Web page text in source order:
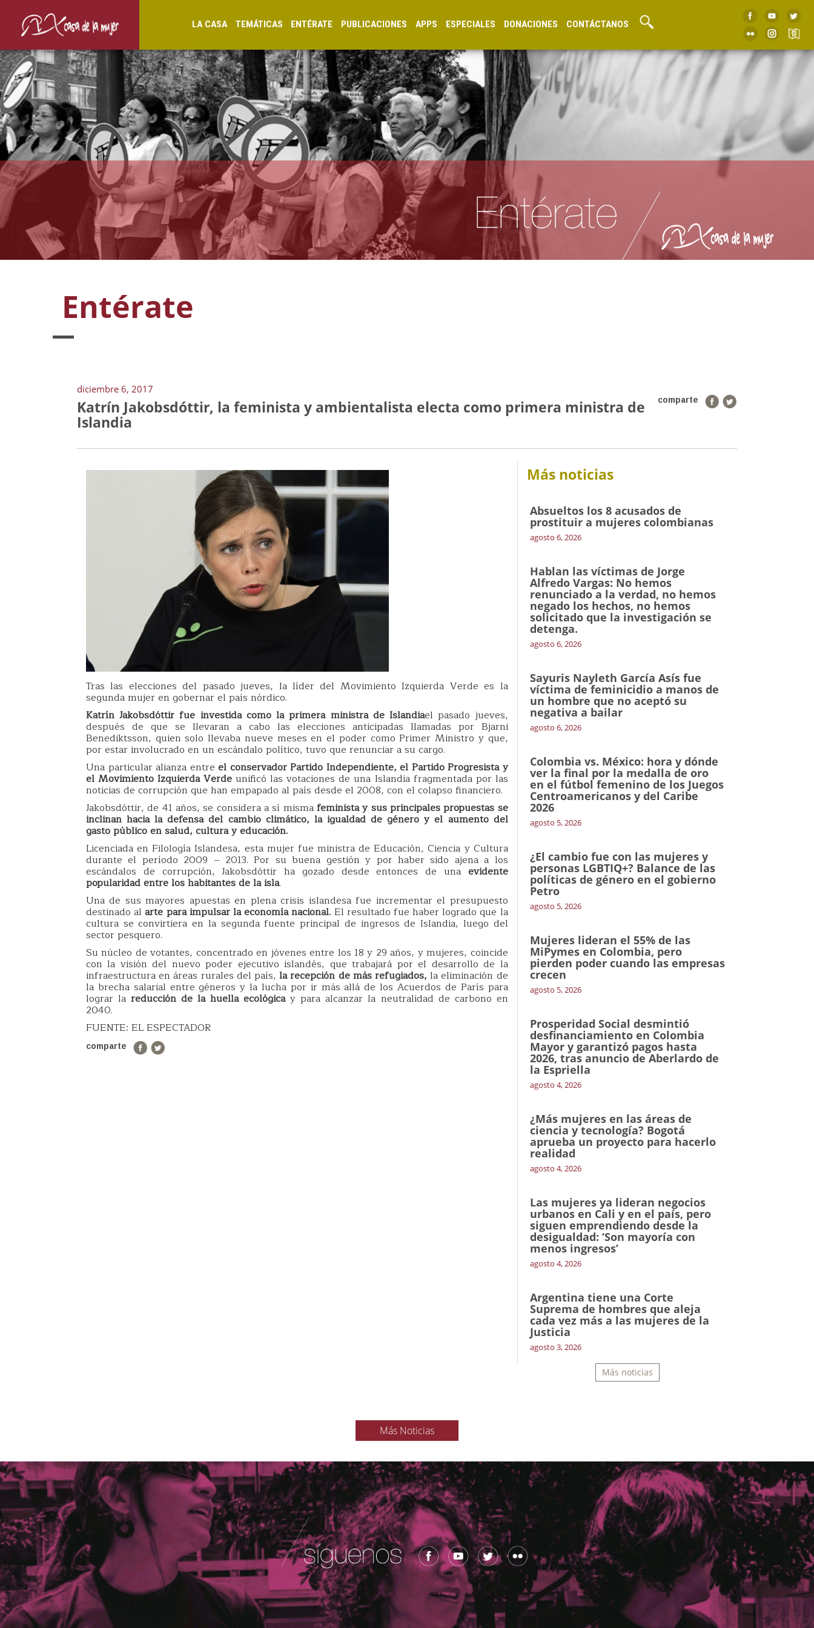
LA CASA TEMÁTICAS ENTÉRATE PUBLICACIONES APPS ESPECIALES DONACIONES CONTÁCTANOS
Entérate
diciembre 6, 2017
comparte
Katrín Jakobsdóttir, la feminista y ambientalista electa como primera ministra de
Islandia
Tras las elecciones del pasado jueves, la líder del Movimiento Izquierda Verde es la
segunda mujer en gobernar el país nórdico.
Katrín Jakobsdóttir fue investida como la primera ministra de Islandiael pasado jueves,
después de que se llevaran a cabo las elecciones anticipadas llamadas por Bjarni
Benediktsson, quien solo llevaba nueve meses en el poder como Primer Ministro y que,
por estar involucrado en un escándalo político, tuvo que renunciar a su cargo.
Una particular alianza entre el conservador Partido Independiente, el Partido Progresista y
el Movimiento Izquierda Verde unificó las votaciones de una Islandia fragmentada por las
noticias de corrupción que han empapado al país desde el 2008, con el colapso financiero.
Jakobsdóttir, de 41 años, se considera a sí mismafeminista y sus principales propuestas se
inclinan hacia la defensa del cambio climático, la igualdad de género y el aumento del
gasto público en salud, cultura y educación.
Licenciada en Filología Islandesa, esta mujer fue ministra de Educación, Ciencia y Cultura
durante el período 2009 – 2013. Por su buena gestión y por haber sido ajena a los
escándalos de corrupción, Jakobsdóttir ha gozado desde entonces de unaevidente
popularidad entre los habitantes de la isla.
Una de sus mayores apuestas en plena crisis islandesa fue incrementar el presupuesto
destinado alarte para impulsar la economía nacional. El resultado fue haber logrado que la
cultura se convirtiera en la segunda fuente principal de ingresos de Islandia, luego del
sector pesquero.
Su núcleo de votantes, concentrado en jóvenes entre los 18 y 29 años, y mujeres, coincide
con la visión del nuevo poder ejecutivo islandés, que trabajará por el desarrollo de la
infraestructura en áreas rurales del país,la recepción de más refugiados, la eliminación de
la brecha salarial entre géneros y la lucha por ir más allá de los Acuerdos de París para
lograr la reducción de la huella ecológicay para alcanzar la neutralidad de carbono en
2040.
FUENTE: EL ESPECTADOR
comparte
Más noticias
Absueltos los 8 acusados de
prostituir a mujeres colombianas
agosto 6, 2026
Hablan las víctimas de Jorge
Alfredo Vargas: No hemos
renunciado a la verdad, no hemos
negado los hechos, no hemos
solicitado que la investigación se
detenga.
agosto 6, 2026
Sayuris Nayleth García Asís fue
víctima de feminicidio a manos de
un hombre que no aceptó su
negativa a bailar
agosto 6, 2026
Colombia vs. México: hora y dónde
ver la final por la medalla de oro
en el fútbol femenino de los Juegos
Centroamericanos y del Caribe
2026
agosto 5, 2026
¿El cambio fue con las mujeres y
personas LGBTIQ+? Balance de las
políticas de género en el gobierno
Petro
agosto 5, 2026
Mujeres lideran el 55% de las
MiPymes en Colombia, pero
pierden poder cuando las empresas
crecen
agosto 5, 2026
Prosperidad Social desmintió
desfinanciamiento en Colombia
Mayor y garantizó pagos hasta
2026, tras anuncio de Aberlardo de
la Espriella
agosto 4, 2026
¿Más mujeres en las áreas de
ciencia y tecnología? Bogotá
aprueba un proyecto para hacerlo
realidad
agosto 4, 2026
Las mujeres ya lideran negocios
urbanos en Cali y en el país, pero
siguen emprendiendo desde la
desigualdad: ‘Son mayoría con
menos ingresos’
agosto 4, 2026
Argentina tiene una Corte
Suprema de hombres que aleja
cada vez más a las mujeres de la
Justicia
agosto 3, 2026
Más noticias
Más Noticias